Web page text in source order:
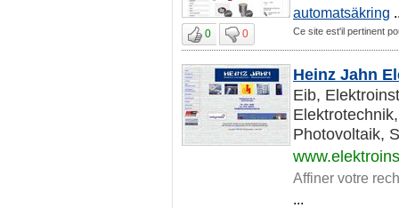
automatsäkring
0 0 Ce site est'il pertinent
Heinz Jahn
Eib,
Photovoltaik,
Affiner votre
...